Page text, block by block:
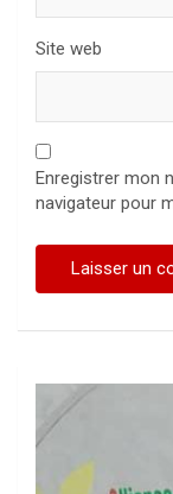
Site web
Enregistrer mon
navigateur pour